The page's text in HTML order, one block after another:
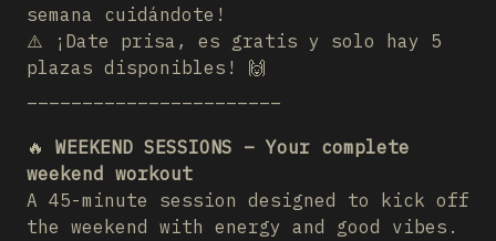
semana cuidándote!
⚠️ ¡Date prisa, es gratis y solo hay 5
plazas disponibles! 🙌
🔥 WEEKEND SESSIONS – Your complete
weekend workout
A 45-minute session designed to kick off
the weekend with energy and good vibes.